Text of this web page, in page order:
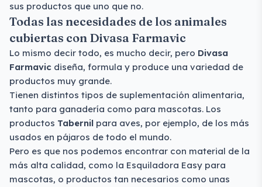
sus productos que uno que no.
Todas las necesidades de los animales
cubiertas con Divasa Farmavic
Lo mismo decir todo, es mucho decir, pero Divasa
Farmavic diseña, formula y produce una variedad de
productos muy grande.
Tienen distintos tipos de suplementación alimentaria,
tanto para ganadería como para mascotas. Los
productos Tabernil para aves, por ejemplo, de los más
usados en pájaros de todo el mundo.
Pero es que nos podemos encontrar con material de la
más alta calidad, como la Esquiladora Easy para
mascotas, o productos tan necesarios como unas